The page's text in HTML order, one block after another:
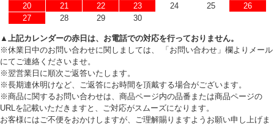
20
21 22 23 24 25
26
27
28 29 30
▲上記カレンダーの赤日は、お電話での対応を行っておりません。
※休業日中のお問い合わせに関しましては、 「お問い合わせ」欄よりメール
にてご連絡くださいませ。
※翌営業日に順次ご返答いたします。
※長期連休明けなど、ご返答にお時間を頂戴する場合がございます。
※商品に関するお問い合わせは、商品ページ内の品番または商品ページの
URLを記載いただきますと、ご対応がスムーズになります。
お客様にはご不便をおかけしますが、ご理解賜りますようお願い申し上げま